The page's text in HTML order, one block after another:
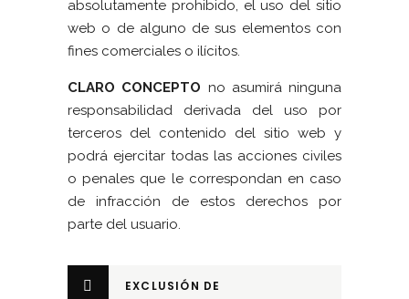
absolutamente prohibido, el uso del sitio
web o de alguno de sus elementos con
fines comerciales o ilícitos.
CLARO CONCEPTO no asumirá ninguna
responsabilidad derivada del uso por
terceros del contenido del sitio web y
podrá ejercitar todas las acciones civiles
o penales que le correspondan en caso
de infracción de estos derechos por
parte del usuario.
EXCLUSIÓN DE